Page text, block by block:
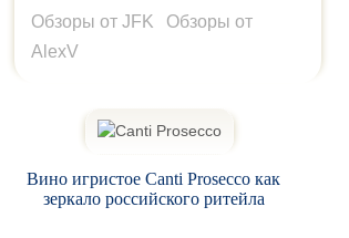
Обзоры от JFK
Обзоры от
AlexV
Вино игристое Canti Prosecco как
зеркало российского ритейла